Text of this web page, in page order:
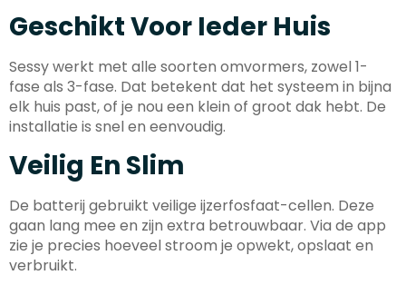
Geschikt Voor Ieder Huis
Sessy werkt met alle soorten omvormers, zowel 1-
fase als 3-fase. Dat betekent dat het systeem in bijna
elk huis past, of je nou een klein of groot dak hebt. De
installatie is snel en eenvoudig.
Veilig En Slim
De batterij gebruikt veilige ijzerfosfaat-cellen. Deze
gaan lang mee en zijn extra betrouwbaar. Via de app
zie je precies hoeveel stroom je opwekt, opslaat en
verbruikt.